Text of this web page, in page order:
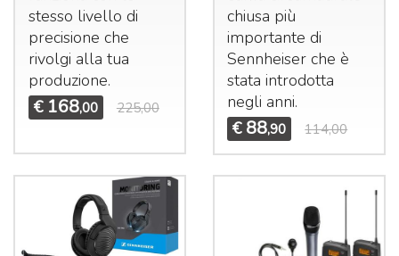
stesso livello di
precisione che
rivolgi alla tua
produzione.
€ 168,00 225,00
chiusa più
importante di
Sennheiser che è
stata introdotta
negli anni.
€ 88,90 114,00